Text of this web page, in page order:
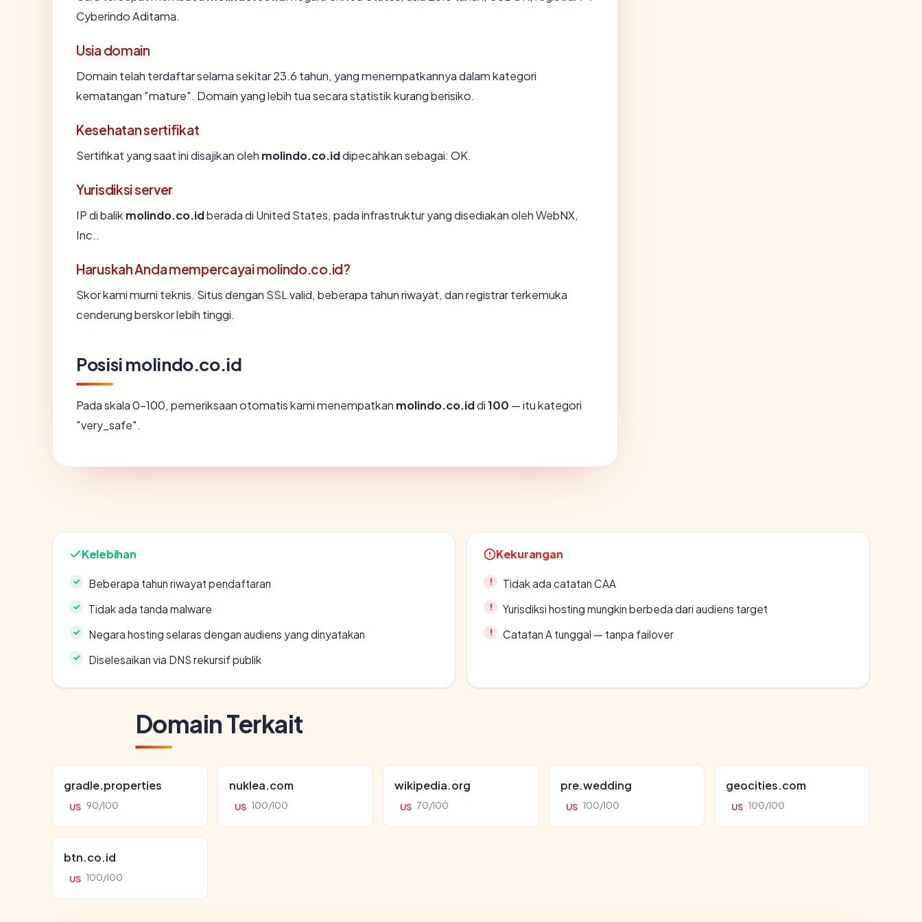
Cyberindo Aditama.
Usia domain
Domain telah terdaftar selama sekitar 23.6 tahun, yang menempatkannya dalam kategori
kematangan "mature". Domain yang lebih tua secara statistik kurang berisiko.
Kesehatan sertifikat
Sertifikat yang saat ini disajikan oleh molindo.co.iddipecahkan sebagai: OK.
Yurisdiksi server
IP di balik molindo.co.idberada di United States, pada infrastruktur yang disediakan oleh WebNX,
Inc..
Haruskah Anda mempercayai molindo.co.id?
Skor kami murni teknis. Situs dengan SSL valid, beberapa tahun riwayat, dan registrar terkemuka
cenderung berskor lebih tinggi.
Posisi molindo.co.id
Pada skala 0-100, pemeriksaan otomatis kami menempatkan molindo.co.iddi100 — itu kategori
"very_safe".
Kelebihan
Beberapa tahun riwayat pendaftaran
Tidak ada tanda malware
Negara hosting selaras dengan audiens yang dinyatakan
Diselesaikan via DNS rekursif publik
Kekurangan
Tidak ada catatan CAA
Yurisdiksi hosting mungkin berbeda dari audiens target
Catatan A tunggal — tanpa failover
Domain Terkait
gradle.properties
US 90/100
nuklea.com
US 100/100
wikipedia.org
US 70/100
pre.wedding
US 100/100
geocities.com
US 100/100
btn.co.id
US 100/100